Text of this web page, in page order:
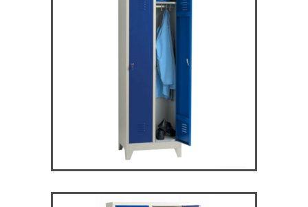
ARV2P – Vestiaire industrie